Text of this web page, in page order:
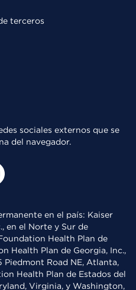
terceros
sociales externos que se
del navegador.
en el país: Kaiser
en el Norte y Sur de
Health Plan de
Health Plan de Georgia, Inc.,
Piedmont Road NE, Atlanta,
Health Plan de Estados del
Virginia, y Washington,